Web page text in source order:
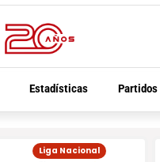
Estadísticas Partidos
Liga Nacional